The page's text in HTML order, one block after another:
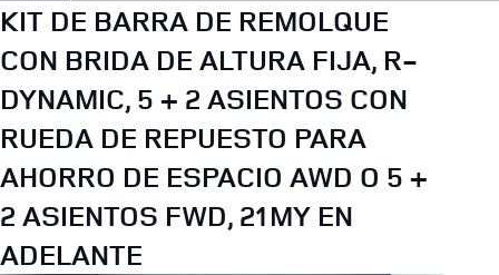
KIT DE BARRA DE REMOLQUE
CON BRIDA DE ALTURA FIJA, R-
DYNAMIC, 5 + 2 ASIENTOS CON
RUEDA DE REPUESTO PARA
AHORRO DE ESPACIO AWD O 5 +
2 ASIENTOS FWD, 21MY EN
ADELANTE